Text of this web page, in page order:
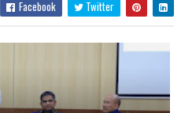
Facebook Twitter